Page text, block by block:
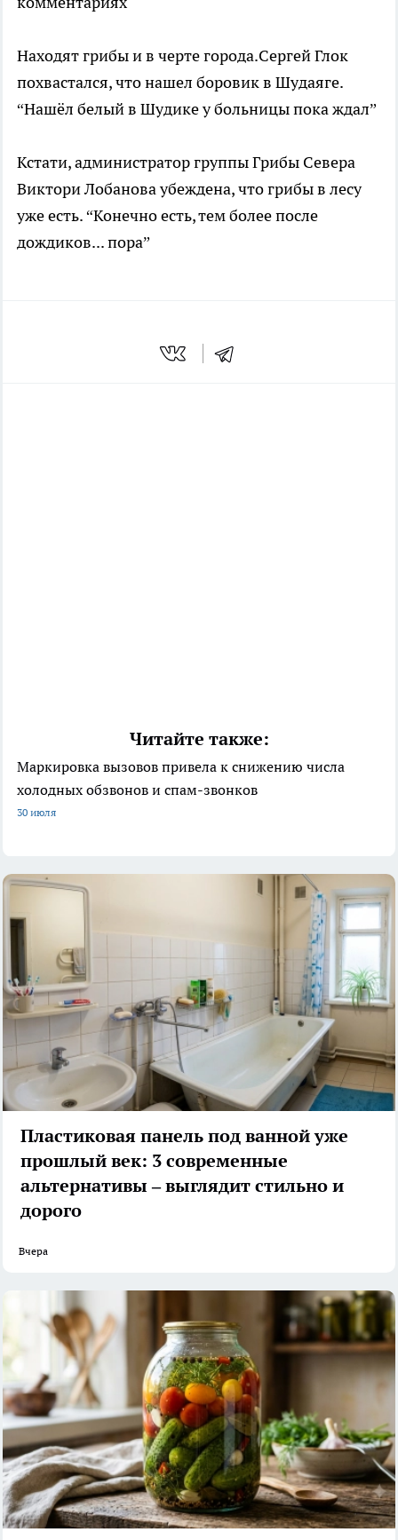
Находят грибы и в черте города.Сергей Глок
похвастался, что нашел боровик в Шудаяге.
“Нашёл белый в Шудике у больницы пока ждал”
Кстати, администратор группы Грибы Севера
Виктори Лобанова убеждена, что грибы в лесу
уже есть. “Конечно есть, тем более после
дождиков... пора”
Читайте также:
Маркировка вызовов привела к снижению числа
холодных обзвонов и спам-звонков
30 июля
Пластиковая панель под ванной уже
прошлый век: 3 современные
альтернативы – выглядит стильно и
дорого
Вчера